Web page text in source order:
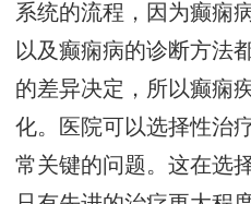
系统的流程，因为癫痫
以及癫痫病的诊断方法
的差异决定，所以癫痫
化。医院可以选择性治
常关键的问题。这在选